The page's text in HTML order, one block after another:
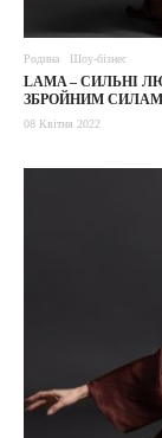
Родина Шоу-бізнес
LAMA – СИЛЬНІ
ЗБРОЙНИМ СИЛАМ
08 Квітня 2022